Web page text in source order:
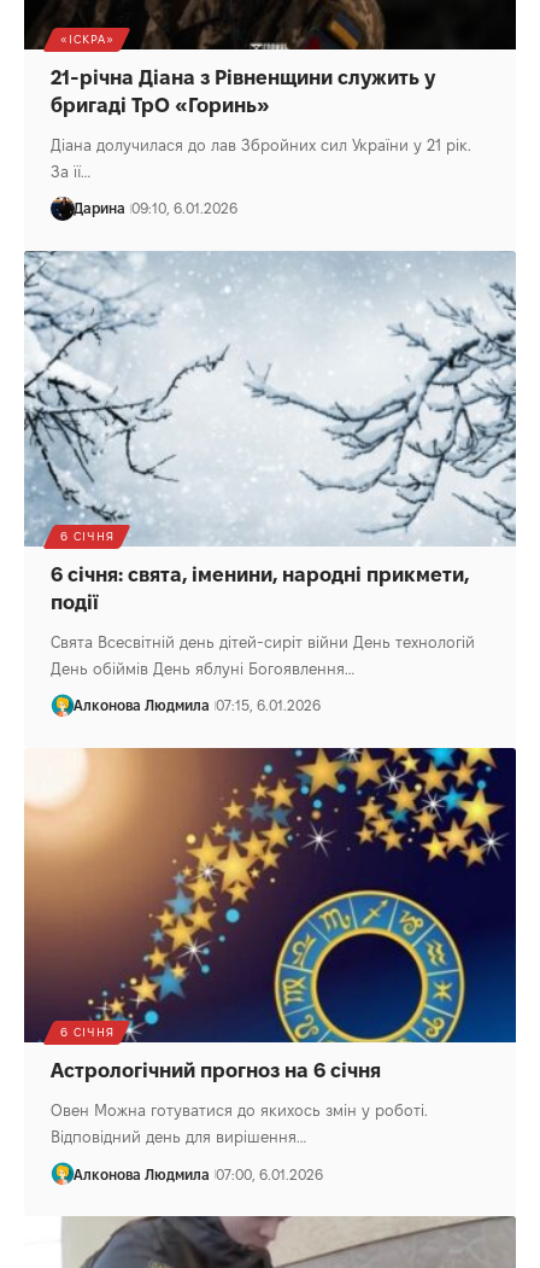
«ІСКРА»
21-річна Діана з Рівненщини служить у
бригаді ТрО «Горинь»
Діана долучилася до лав Збройних сил України у 21 рік.
За її…
Дарина 09:10, 6.01.2026
6 СІЧНЯ
6 січня: свята, іменини, народні прикмети,
події
Свята Всесвітній день дітей-сиріт війни День технологій
День обіймів День яблуні Богоявлення…
Алконова Людмила 07:15, 6.01.2026
6 СІЧНЯ
Астрологічний прогноз на 6 січня
Овен Можна готуватися до якихось змін у роботі.
Відповідний день для вирішення…
Алконова Людмила 07:00, 6.01.2026